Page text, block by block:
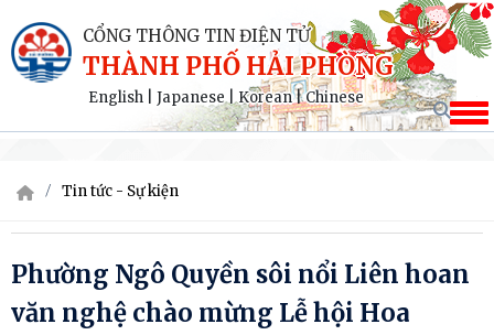
CỔNG THÔNG TIN ĐIỆN TỬ
THÀNH PHỐ HẢI PHÒNG
English Japanese|Korean|Chinese
Tin tức - Sự kiện
Phường Ngô Quyền sôi nổi Liên hoan
văn nghệ chào mừng Lễ hội Hoa